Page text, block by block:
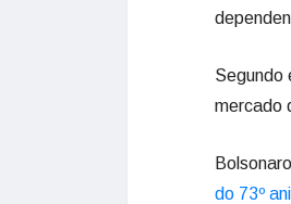
Segundo
mercado
do 73º